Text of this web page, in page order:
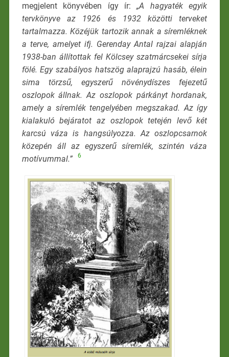
megjelent könyvében így ír: „A hagyaték egyik
tervkönyve az 1926 és 1932 közötti terveket
tartalmazza. Közéjük tartozik annak a síremléknek
a terve, amelyet ifj. Gerenday Antal rajzai alapján
1938-ban állítottak fel Kölcsey szatmárcsekei sírja
fölé. Egy szabályos hatszög alaprajzú hasáb, élein
sima törzsű, egyszerű növénydíszes fejezetű
oszlopok állnak. Az oszlopok párkányt hordanak,
amely a síremlék tengelyében megszakad. Az így
kialakuló bejáratot az oszlopok tetején levő két
karcsú váza is hangsúlyozza. Az oszlopcsarnok
közepén áll az egyszerű síremlék, szintén váza
motívummal.”
6